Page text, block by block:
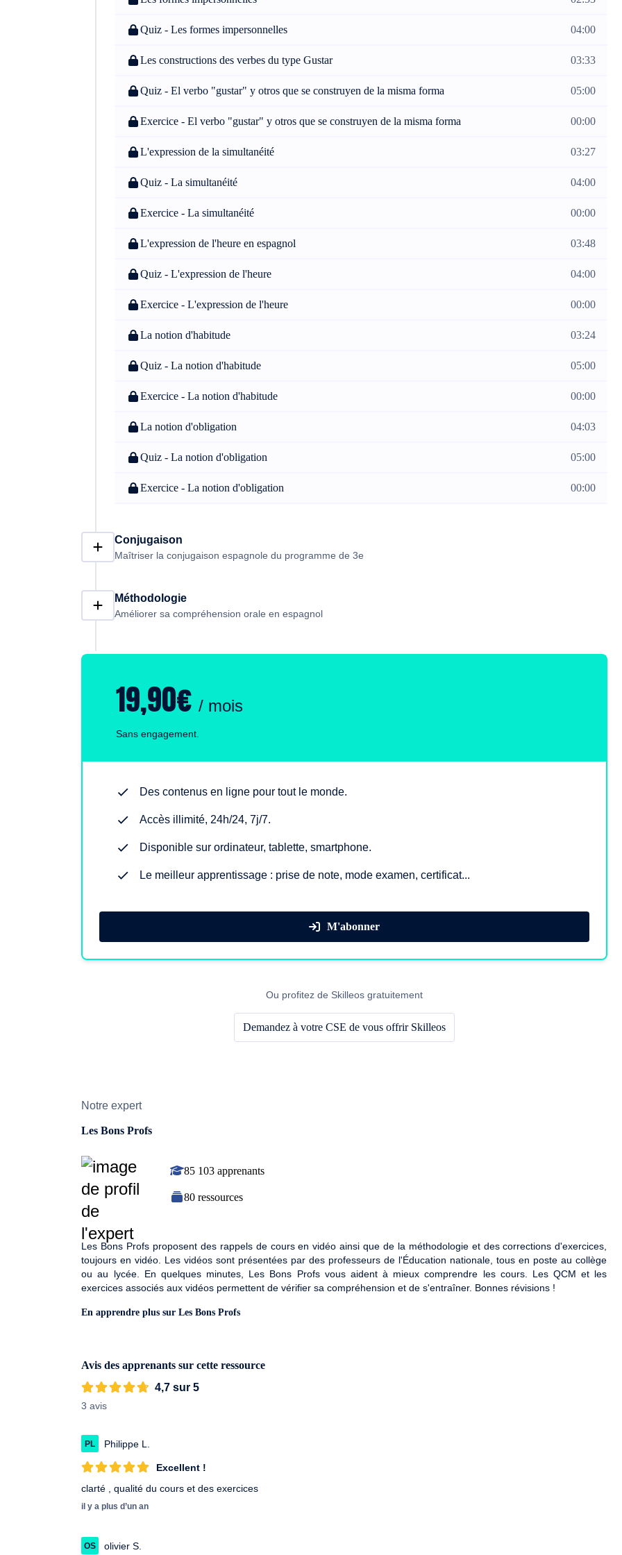
Quiz - Les formes impersonnelles 04:00
Les constructions des verbes du type Gustar 03:33
Quiz - El verbo "gustar" y otros que se construyen de la misma forma 05:00
Exercice - El verbo "gustar" y otros que se construyen de la misma forma 00:00
L'expression de la simultanéité 03:27
Quiz - La simultanéité 04:00
Exercice - La simultanéité 00:00
L'expression de l'heure en espagnol 03:48
Quiz - L'expression de l'heure 04:00
Exercice - L'expression de l'heure 00:00
La notion d'habitude 03:24
Quiz - La notion d'habitude 05:00
Exercice - La notion d'habitude 00:00
La notion d'obligation 04:03
Quiz - La notion d'obligation 05:00
Exercice - La notion d'obligation 00:00
Conjugaison
Maîtriser la conjugaison espagnole du programme de 3e
Méthodologie
Améliorer sa compréhension orale en espagnol
19,90€/ mois
Sans engagement.
Des contenus en ligne pour tout le monde.
Accès illimité, 24h/24, 7j/7.
Disponible sur ordinateur, tablette, smartphone.
Le meilleur apprentissage : prise de note, mode examen, certificat...
M'abonner
Ou profitez de Skilleos gratuitement
Demandez à votre CSE de vous offrir Skilleos
Notre expert
Les Bons Profs
85 103 apprenants
80 ressources
Les Bons Profs proposent des rappels de cours en vidéo ainsi que de la méthodologie et des corrections d'exercices,
toujours en vidéo. Les vidéos sont présentées par des professeurs de l'Éducation nationale, tous en poste au collège
ou au lycée. En quelques minutes, Les Bons Profs vous aident à mieux comprendre les cours. Les QCM et les
exercices associés aux vidéos permettent de vérifier sa compréhension et de s'entraîner. Bonnes révisions !
En apprendre plus sur Les Bons Profs
Avis des apprenants sur cette ressource
4,7 sur 5
3 avis
PL Philippe L.
Excellent !
clarté , qualité du cours et des exercices
il y a plus d’un an
OS olivier S.